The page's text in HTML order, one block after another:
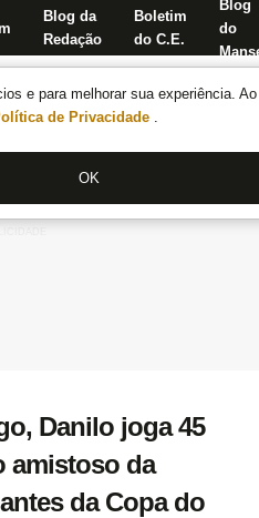
e para melhorar sua experiência.
de Privacidade .
OK
Blog da
Redação
Boletim
do C.E.
Blog
do
Danilo joga 45
amistoso da
da Copa do